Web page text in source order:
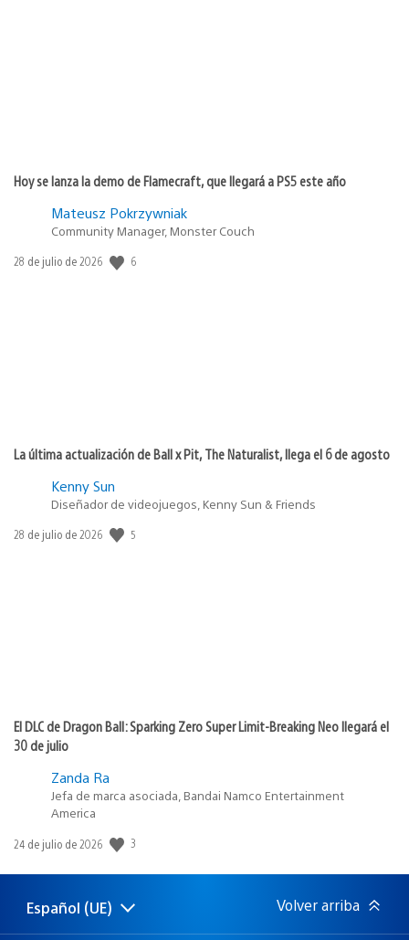
Hoy se lanza la demo de Flamecraft, que llegará a PS5 este año
Mateusz Pokrzywniak
Community Manager, Monster Couch
Fecha
28 de julio de 2026 6
La última actualización de Ball x Pit, The Naturalist, llega el 6 de agosto
Kenny Sun
Diseñador de videojuegos, Kenny Sun & Friends
Fecha
28 de julio de 2026 5
El DLC de Dragon Ball: Sparking Zero Super Limit-Breaking Neo llegará el
30 de julio
Zanda Ra
Jefa de marca asociada, Bandai Namco Entertainment
America
Fecha
publicación:
24 de julio de 2026 3
Selecciona
una
Región
actual:
Español (UE) Volver arriba